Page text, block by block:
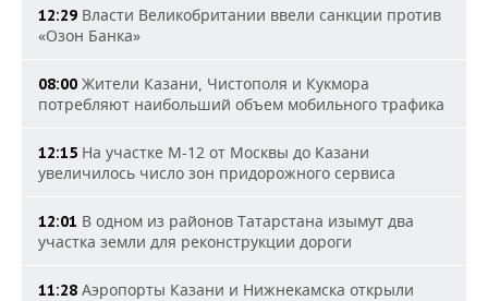
12:29 Власти Великобритании ввели санкции против
«Озон Банка»
08:00 Жители Казани, Чистополя и Кукмора
потребляют наибольший объем мобильного трафика
12:15 На участке М-12 от Москвы до Казани
увеличилось число зон придорожного сервиса
12:01 В одном из районов Татарстана изымут два
участка земли для реконструкции дороги
11:28 Аэропорты Казани и Нижнекамска открыли